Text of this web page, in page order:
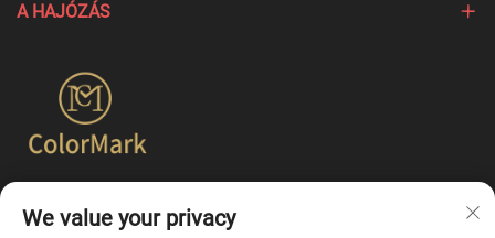
A HAJÓZÁS
termékek létrehozására összpontosít, és egyszerűbb
We value your privacy